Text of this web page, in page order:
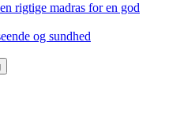
rigtige madras for en god
og sundhed